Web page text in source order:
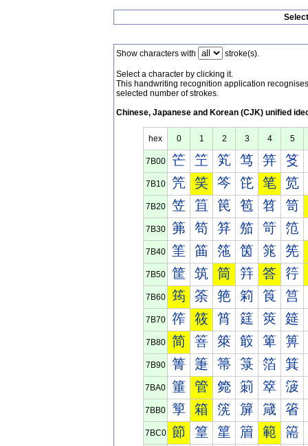
Show characters with stroke(s).
Select a character by clicking it.
This handwriting recognition application
selected number of strokes.
Chinese, Japanese and Korean (CJK) unified
hex 0 1 2 3 4 5
7B00 笀 笁 笂 笃 笄 笅
7B10 笐 笑 笒 笓 笔 笕
7B20 笠 笡 笢 笣 笤 笥
7B30 笰 笱 笲 笳 笴 笵
7B40 筀 筁 筂 筃 筄 筅
7B50 筐 筑 筒 筓 答 筕
7B60 筠 筡 筢 筣 筤 筥
7B70 筰 筱 筲 筳 筴 筵
7B80 简 箁 箂 箃 箄 箅
7B90 箐 箑 箒 箓 箔 箕
7BA0 箠 管 箢 箣 箤 箥
7BB0 箰 箱 箲 箳 箴 箵
7BC0 節 篁 篂 篃 範 篅